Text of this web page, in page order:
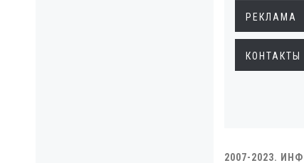
РЕКЛАМА
КОНТАКТЫ
2007-2023.